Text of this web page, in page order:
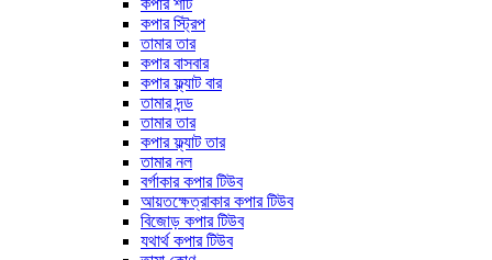
কপার শীট
কপার স্ট্রিপ
তামার তার
কপার বাসবার
কপার ফ্ল্যাট বার
তামার দন্ড
তামার তার
কপার ফ্ল্যাট তার
তামার নল
বর্গাকার কপার টিউব
আয়তক্ষেত্রাকার কপার টিউব
বিজোড় কপার টিউব
যথার্থ কপার টিউব